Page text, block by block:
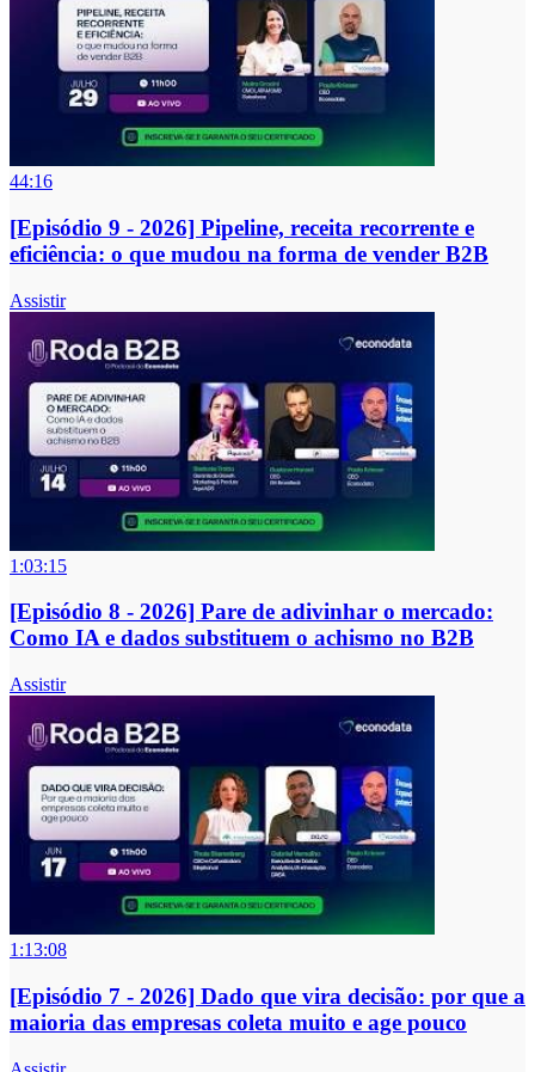
44:16
[Episódio 9 - 2026] Pipeline, receita recorrente e
eficiência: o que mudou na forma de vender B2B
Assistir
1:03:15
[Episódio 8 - 2026] Pare de adivinhar o mercado:
Como IA e dados substituem o achismo no B2B
Assistir
1:13:08
[Episódio 7 - 2026] Dado que vira decisão: por que a
maioria das empresas coleta muito e age pouco